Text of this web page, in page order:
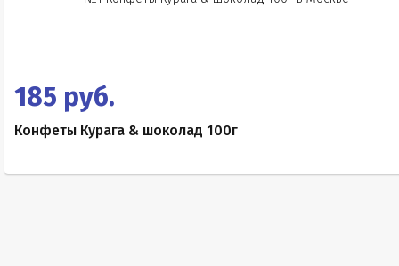
185 руб.
Конфеты Курага & шоколад 100г